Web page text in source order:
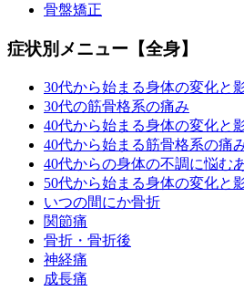
骨盤矯正
症状別メニュー【全身】
30代から始まる身体の変化と
30代の筋骨格系の痛み
40代から始まる身体の変化と
40代から始まる筋骨格系の痛
40代からの身体の不調に悩む
50代から始まる身体の変化と
いつの間にか骨折
関節痛
骨折・骨折後
神経痛
成長痛